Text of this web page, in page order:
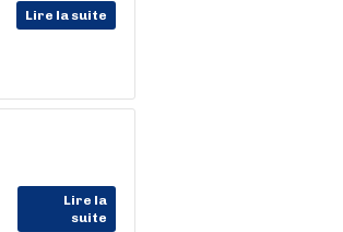
Lire la suite
Lire la
suite